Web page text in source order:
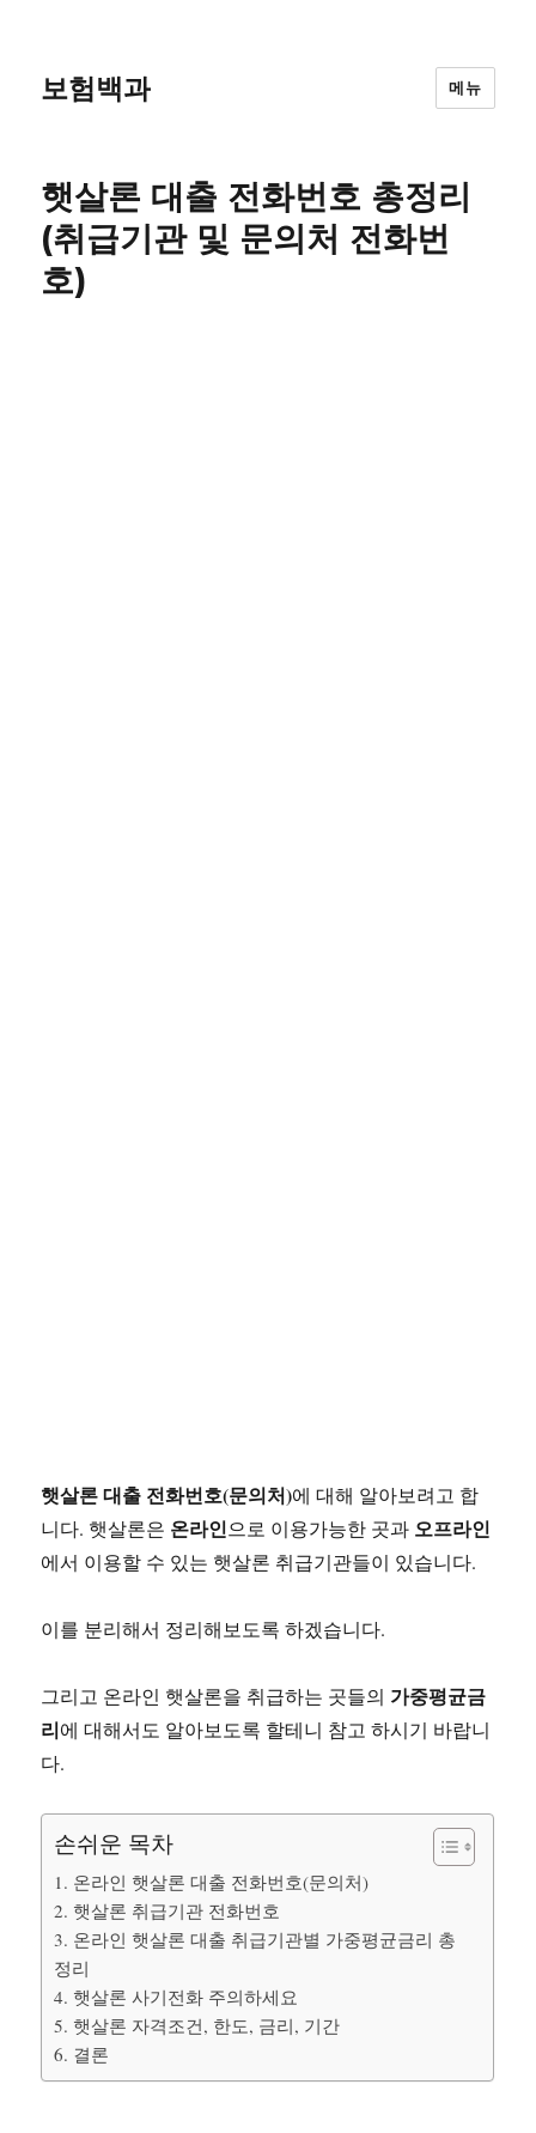
보험백과 메뉴
햇살론 대출 전화번호 총정리
(취급기관 및 문의처 전화번
호)
햇살론 대출 전화번호(문의처)에 대해 알아보려고 합
니다. 햇살론은 온라인으로 이용가능한 곳과 오프라인
에서 이용할 수 있는 햇살론 취급기관들이 있습니다.
이를 분리해서 정리해보도록 하겠습니다.
그리고 온라인 햇살론을 취급하는 곳들의 가중평균금
리에 대해서도 알아보도록 할테니 참고 하시기 바랍니
다.
손쉬운 목차
1. 온라인 햇살론 대출 전화번호(문의처)
2. 햇살론 취급기관 전화번호
3. 온라인 햇살론 대출 취급기관별 가중평균금리 총
정리
4. 햇살론 사기전화 주의하세요
5. 햇살론 자격조건, 한도, 금리, 기간
6. 결론